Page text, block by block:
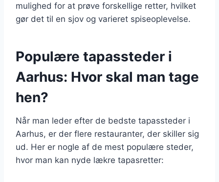
mulighed for at prøve forskellige retter, hvilket
gør det til en sjov og varieret spiseoplevelse.
Populære tapassteder i
Aarhus: Hvor skal man tage
hen?
Når man leder efter de bedste tapassteder i
Aarhus, er der flere restauranter, der skiller sig
ud. Her er nogle af de mest populære steder,
hvor man kan nyde lækre tapasretter: